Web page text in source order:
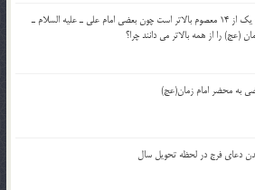
مقام و درجه كدام يك از 14 معصوم بالاتر است چون بعضي امام علي ـ عليه السلام ـ
(عج) را از همه بالاتر مي دانند چرا؟
به محضر امام زمان(عج)
دعای فرج در لحظه تحویل سال